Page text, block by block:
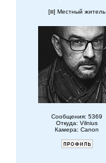
[ ] Местный житель
Сообщения: 5369
Откуда: Vilnius
Камера: Canon